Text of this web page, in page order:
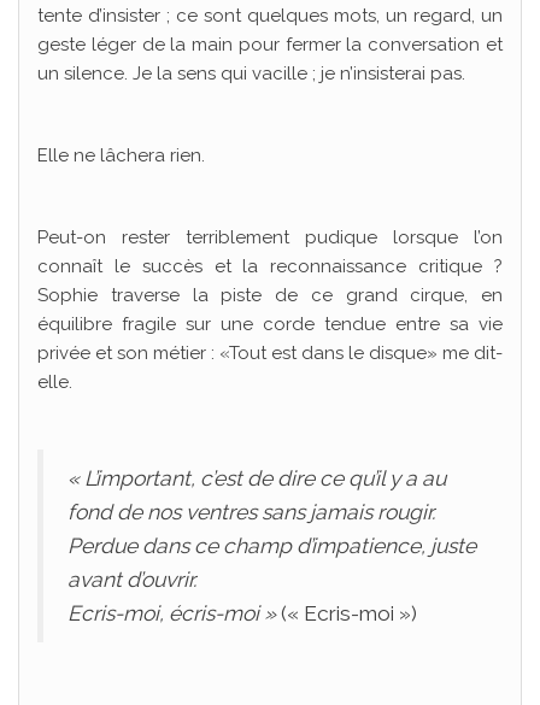
tente d’insister ; ce sont quelques mots, un regard, un
geste léger de la main pour fermer la conversation et
un silence. Je la sens qui vacille ; je n’insisterai pas.
Elle ne lâchera rien.
Peut-on rester terriblement pudique lorsque l’on
connaît le succès et la reconnaissance critique ?
Sophie traverse la piste de ce grand cirque, en
équilibre fragile sur une corde tendue entre sa vie
privée et son métier : «Tout est dans le disque» me dit-
elle.
« L’important, c’est de dire ce qu’il y a au
fond de nos ventres sans jamais rougir.
Perdue dans ce champ d’impatience, juste
avant d’ouvrir.
Ecris-moi, écris-moi »(« Ecris-moi »)